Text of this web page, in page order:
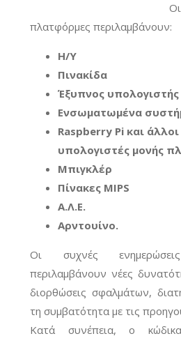
πλατφόρμες περιλαμβάνουν:
Η/Υ
Πινακίδα
Έξυπνος υπολογιστής
Ενσωματωμένα
Raspberry Pi και
υπολογιστές μονής
Μπιγκλέρ
Πίνακες MIPS
Α.Λ.Ε.
Αρντουίνο.
Οι συχνές ενημερώσεις
περιλαμβάνουν νέες
διορθώσεις σφαλμάτων,
τη συμβατότητα με τις
Κατά συνέπεια, ο